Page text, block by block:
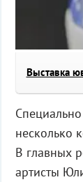
Выставка
несколько
В главных
артисты